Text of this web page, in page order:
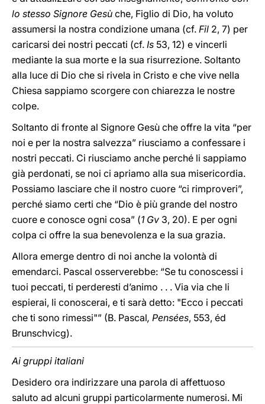
lo stesso Signore Gesù che, Figlio di Dio, ha voluto
assumersi la nostra condizione umana (cf. Fil 2, 7) per
caricarsi dei nostri peccati (cf. Is 53, 12) e vincerli
mediante la sua morte e la sua risurrezione. Soltanto
alla luce di Dio che si rivela in Cristo e che vive nella
Chiesa sappiamo scorgere con chiarezza le nostre
colpe.
Soltanto di fronte al Signore Gesù che offre la vita “per
noi e per la nostra salvezza” riusciamo a confessare i
nostri peccati. Ci riusciamo anche perché li sappiamo
già perdonati, se noi ci apriamo alla sua misericordia.
Possiamo lasciare che il nostro cuore “ci rimproveri”,
perché siamo certi che “Dio è più grande del nostro
cuore e conosce ogni cosa” (1 Gv 3, 20). E per ogni
colpa ci offre la sua benevolenza e la sua grazia.
Allora emerge dentro di noi anche la volontà di
emendarci. Pascal osserverebbe: “Se tu conoscessi i
tuoi peccati, ti perderesti d’animo . . . Via via che li
espierai, li conoscerai, e ti sarà detto: "Ecco i peccati
che ti sono rimessi"” (B. Pascal, Pensées, 553, éd
Brunschvicg).
Ai gruppi italiani
Desidero ora indirizzare una parola di affettuoso
saluto ad alcuni gruppi particolarmente numerosi. Mi